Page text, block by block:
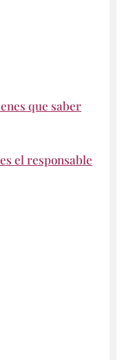
que saber
el responsable